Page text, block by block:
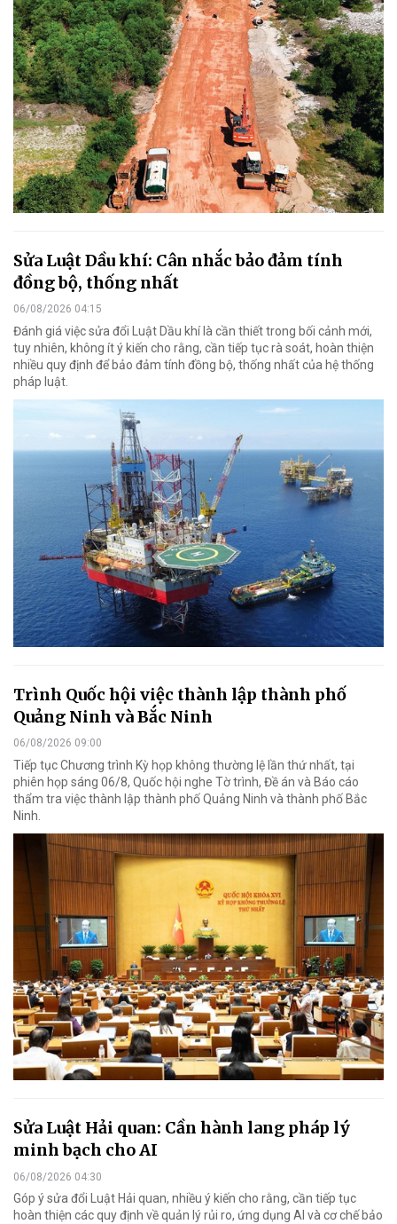
Sửa Luật Dầu khí: Cân nhắc bảo đảm tính
đồng bộ, thống nhất
06/08/2026 04:15
Đánh giá việc sửa đổi Luật Dầu khí là cần thiết trong bối cảnh mới,
tuy nhiên, không ít ý kiến cho rằng, cần tiếp tục rà soát, hoàn thiện
nhiều quy định để bảo đảm tính đồng bộ, thống nhất của hệ thống
pháp luật.
Trình Quốc hội việc thành lập thành phố
Quảng Ninh và Bắc Ninh
06/08/2026 09:00
Tiếp tục Chương trình Kỳ họp không thường lệ lần thứ nhất, tại
phiên họp sáng 06/8, Quốc hội nghe Tờ trình, Đề án và Báo cáo
thẩm tra việc thành lập thành phố Quảng Ninh và thành phố Bắc
Ninh.
Sửa Luật Hải quan: Cần hành lang pháp lý
minh bạch cho AI
06/08/2026 04:30
Góp ý sửa đổi Luật Hải quan, nhiều ý kiến cho rằng, cần tiếp tục
hoàn thiện các quy định về quản lý rủi ro, ứng dụng AI và cơ chế bảo